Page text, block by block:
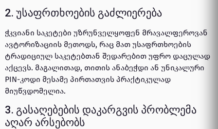
2. უსაფრთხოების გაძლიერება
ჭკვიანი საკეტები უზრუნველყოფენ მრავალფეროვან
ავტორიზაციის მეთოდს, რაც მათ უსაფრთხოების
ტრადიციულ საკეტებთან შედარებით უფრო დაცულად
აქცევს. მაგალითად, თითის ანაბეჭდი ან უნიკალური
PIN-კოდი მესამე პირთათვის პრაქტიკულად
მიუწვდომელია.
3. გასაღებების დაკარგვის პრობლემა
აღარ არსებობს